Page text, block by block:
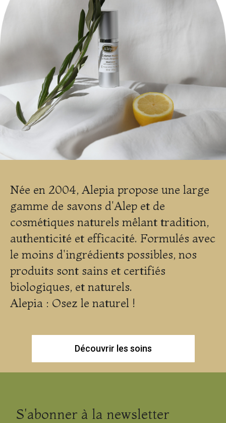
Née en 2004, Alepia propose une large
gamme de savons d'Alep et de
cosmétiques naturels mêlant tradition,
authenticité et efficacité. Formulés avec
le moins d'ingrédients possibles, nos
produits sont sains et certifiés
biologiques, et naturels.
Alepia : Osez le naturel !
Découvrir les soins
S'abonner à la newsletter